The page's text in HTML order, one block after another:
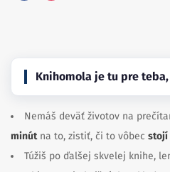
Knihomola je tu pre
Nemáš deväť životov na
minútna to, zistiť, či to vôbec stojí
Túžiš po ďalšej skvelej knihe,